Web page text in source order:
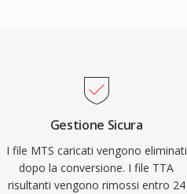
Gestione Sicura
I file MTS caricati vengono eliminati
dopo la conversione. I file TTA
risultanti vengono rimossi entro 24